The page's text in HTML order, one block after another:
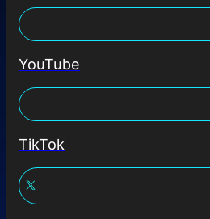
YouTube
TikTok